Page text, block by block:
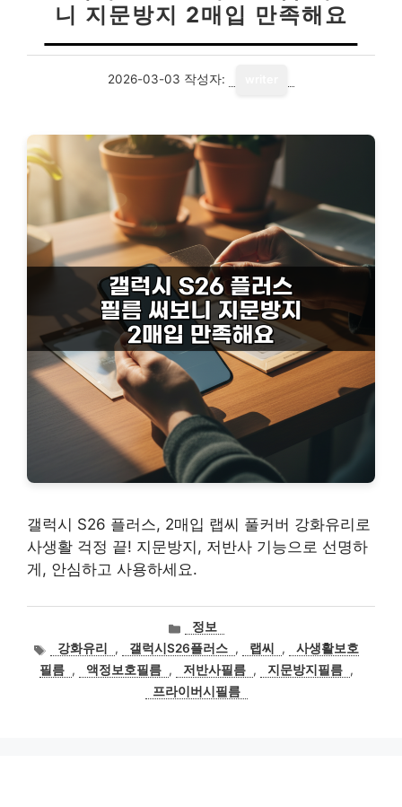
니 지문방지 2매입 만족해요
2026-03-03 작성자:
갤럭시 S26 플러스, 2매입 랩씨 풀커버 강화유리로
사생활 걱정 끝! 지문방지, 저반사 기능으로 선명하
게, 안심하고 사용하세요.
카
테
고
리
정보
태
그
강화유리 , 갤럭시S26플러스 , 랩씨 ,
사생활보호
필름 , 액정보호필름 , 저반사필름 , 지문방지필름 ,
프라이버시필름